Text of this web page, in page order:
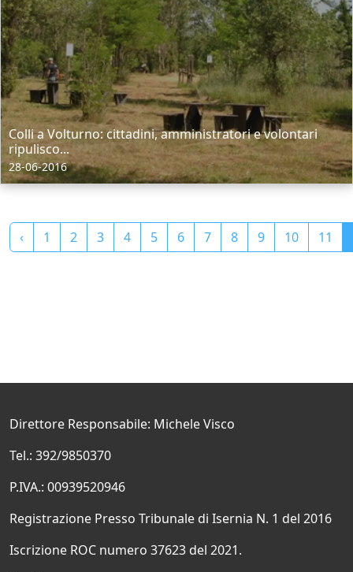
Colli a Volturno: cittadini, amministratori e volontari
ripulisco...
28-06-2016
‹ 1 2 3 4 5 6 7 8 9 10 11
Direttore Responsabile: Michele Visco
Tel.: 392/9850370
P.IVA.: 00939520946
Registrazione Presso Tribunale di Isernia N. 1 del 2016
Iscrizione ROC numero 37623 del 2021.